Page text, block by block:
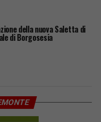
della nuova Saletta di
di Borgosesia